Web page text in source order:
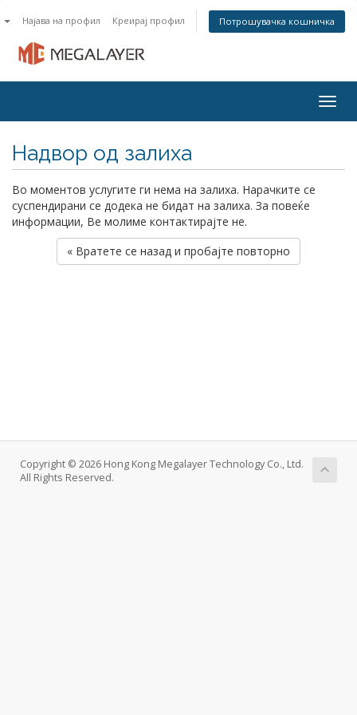
Најава на профил Креирај профил Потрошувачка кошничка
Надвор од залиха
Во моментов услугите ги нема на залиха. Нарачките се
суспендирани се додека не бидат на залиха. За повеќе
информации, Ве молиме контактирајте не.
« Вратете се назад и пробајте повторно
Copyright © 2026 Hong Kong Megalayer Technology Co., Ltd.
All Rights Reserved.